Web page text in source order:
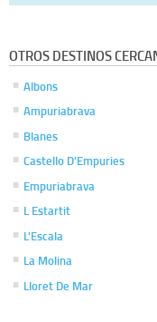
OTROS DESTINOS
Albons
Ampuriabrava
Blanes
Castello D'Empuries
Empuriabrava
L Estartit
L'Escala
La Molina
Lloret De Mar